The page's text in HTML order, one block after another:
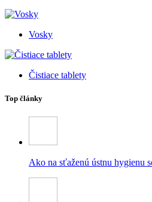
Vosky
Čistiace tablety
Top články
Ako na sťaženú ústnu hygienu